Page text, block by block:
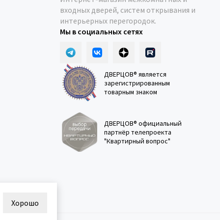
входных дверей, систем открывания и
интерьерных перегородок.
Мы в социальных сетях
ДВЕРЦОВ® является
зарегистрированным
товарным знаком
ДВЕРЦОВ® официальный
партнёр телепроекта
"Квартирный вопрос"
Хорошо